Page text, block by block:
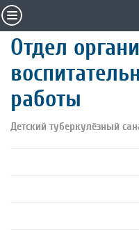
Отдел
работы
Детский туберкулёзный